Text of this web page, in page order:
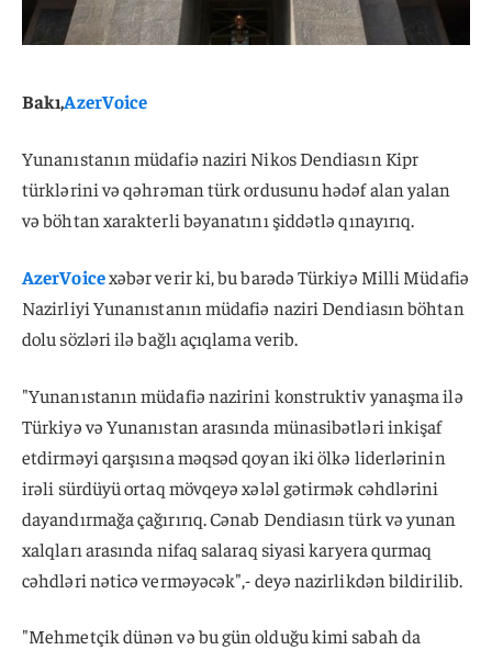
Bakı,AzerVoice
Yunanıstanın müdafiə naziri Nikos Dendiasın Kipr
türklərini və qəhrəman türk ordusunu hədəf alan yalan
və böhtan xarakterli bəyanatını şiddətlə qınayırıq.
AzerVoicexəbər verir ki, bu barədə Türkiyə Milli Müdafiə
Nazirliyi Yunanıstanın müdafiə naziri Dendiasın böhtan
dolu sözləri ilə bağlı açıqlama verib.
"Yunanıstanın müdafiə nazirini konstruktiv yanaşma ilə
Türkiyə və Yunanıstan arasında münasibətləri inkişaf
etdirməyi qarşısına məqsəd qoyan iki ölkə liderlərinin
irəli sürdüyü ortaq mövqeyə xələl gətirmək cəhdlərini
dayandırmağa çağırırıq. Cənab Dendiasın türk və yunan
xalqları arasında nifaq salaraq siyasi karyera qurmaq
cəhdləri nəticə verməyəcək",- deyə nazirlikdən bildirilib.
"Mehmetçik dünən və bu gün olduğu kimi sabah da